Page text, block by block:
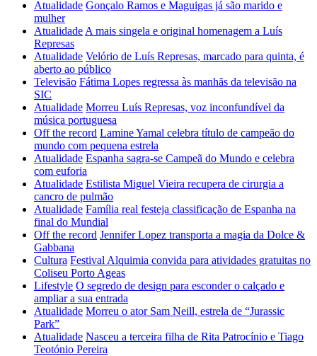
Atualidade Gonçalo Ramos e Maguigas já são marido e
mulher
Atualidade A mais singela e original homenagem a Luís
Represas
Atualidade Velório de Luís Represas, marcado para quinta, é
aberto ao público
Televisão Fátima Lopes regressa às manhãs da televisão na
SIC
Atualidade Morreu Luís Represas, voz inconfundível da
música portuguesa
Off the record Lamine Yamal celebra título de campeão do
mundo com pequena estrela
Atualidade Espanha sagra-se Campeã do Mundo e celebra
com euforia
Atualidade Estilista Miguel Vieira recupera de cirurgia a
cancro de pulmão
Atualidade Família real festeja classificação de Espanha na
final do Mundial
Off the record Jennifer Lopez transporta a magia da Dolce &
Gabbana
Cultura Festival Alquimia convida para atividades gratuitas no
Coliseu Porto Ageas
Lifestyle O segredo de design para esconder o calçado e
ampliar a sua entrada
Atualidade Morreu o ator Sam Neill, estrela de “Jurassic
Park”
Atualidade Nasceu a terceira filha de Rita Patrocínio e Tiago
Teotónio Pereira